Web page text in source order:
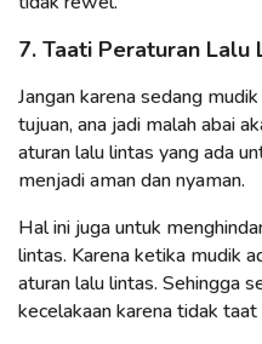
7. Taati Peraturan Lalu
Jangan karena sedang
tujuan, ana jadi malah abai
aturan lalu lintas yang ada
menjadi aman dan nyaman.
Hal ini juga untuk
lintas. Karena ketika mudik
aturan lalu lintas. Sehingga
kecelakaan karena tidak